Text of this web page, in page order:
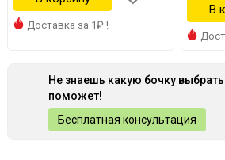
Доставка за 1₽ !
Не знаешь какую бочку
поможет!
Бесплатная консультация